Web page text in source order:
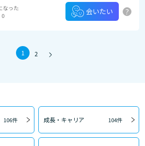
なった
0
会いたい ?
1 2
106件 成長・キャリア 104件